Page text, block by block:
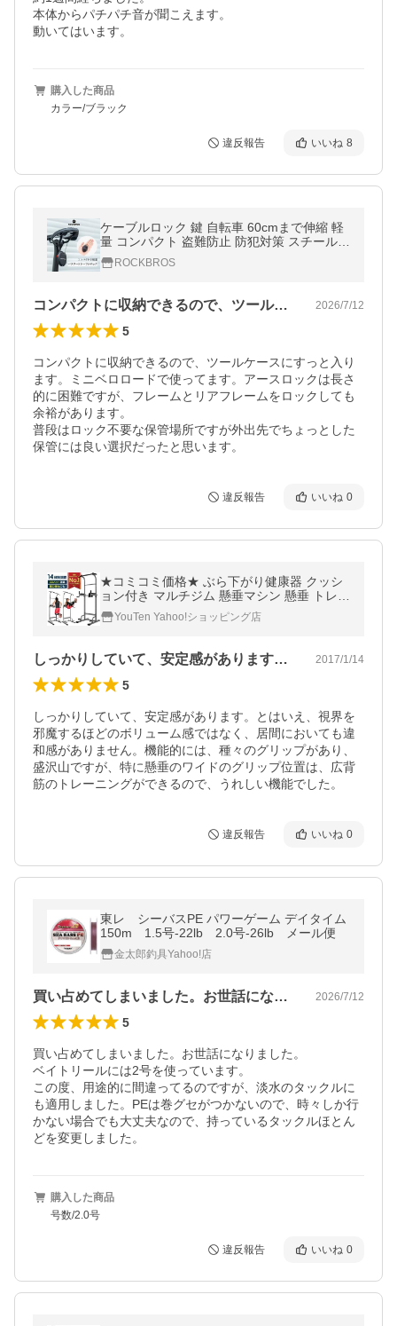
本体からパチパチ音が聞こえます。
動いてはいます。
購入した商品
カラー/ブラック
違反報告 いいね 8
ケーブルロック 鍵 自転車 60cmまで伸縮 軽
量 コンパクト 盗難防止 防犯対策 スチールケ
ーブル ダイヤル PVCコーティング ロックブ
ロス ROCKBROS
ROCKBROS
コンパクトに収納できるので、ツールケー… 2026/7/12
5
コンパクトに収納できるので、ツールケースにすっと入り
ます。ミニベロロードで使ってます。アースロックは長さ
的に困難ですが、フレームとリアフレームをロックしても
余裕があります。
普段はロック不要な保管場所ですが外出先でちょっとした
保管には良い選択だったと思います。
違反報告 いいね 0
★コミコミ価格★ ぶら下がり健康器 クッシ
ョン付き マルチジム 懸垂マシン 懸垂 トレー
ニング 腹筋 腕立て 背筋
YouTen Yahoo!ショッピング店
しっかりしていて、安定感があります。と… 2017/1/14
5
しっかりしていて、安定感があります。とはいえ、視界を
邪魔するほどのボリューム感ではなく、居間においても違
和感がありません。機能的には、種々のグリップがあり、
盛沢山ですが、特に懸垂のワイドのグリップ位置は、広背
筋のトレーニングができるので、うれしい機能でした。
違反報告 いいね 0
東レ シーバスPE パワーゲーム デイタイム
150m 1.5号-22lb 2.0号-26lb メール便
金太郎釣具Yahoo!店
買い占めてしまいました。お世話になりま… 2026/7/12
5
買い占めてしまいました。お世話になりました。
ベイトリールには2号を使っています。
この度、用途的に間違ってるのですが、淡水のタックルに
も適用しました。PEは巻グセがつかないので、時々しか行
かない場合でも大丈夫なので、持っているタックルほとん
どを変更しました。
購入した商品
号数/2.0号
違反報告 いいね 0